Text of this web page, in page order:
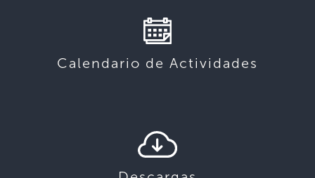
Calendario de Actividades